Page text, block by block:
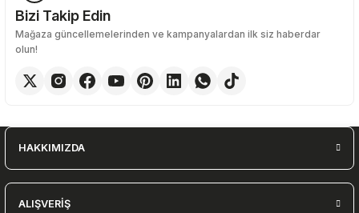
Bizi Takip Edin
Mağaza güncellemelerinden ve kampanyalardan ilk siz haberdar
olun!
HAKKIMIZDA
ALIŞVERİŞ